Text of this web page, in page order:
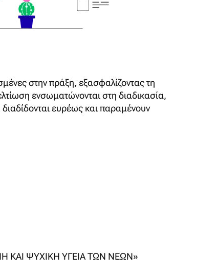
στην πράξη, εξασφαλίζοντας τη
ενσωματώνονται στη διαδικασία,
ευρέως και παραμένουν
ΚΑΙ ΨΥΧΙΚΗ ΥΓΕΙΑ ΤΩΝ ΝΕΩΝ»